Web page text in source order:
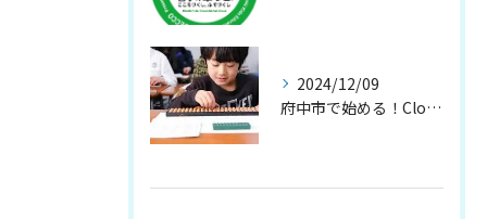
2024/12/09
府中市で始める！Clover Hillそろばん教室の魅力と効果